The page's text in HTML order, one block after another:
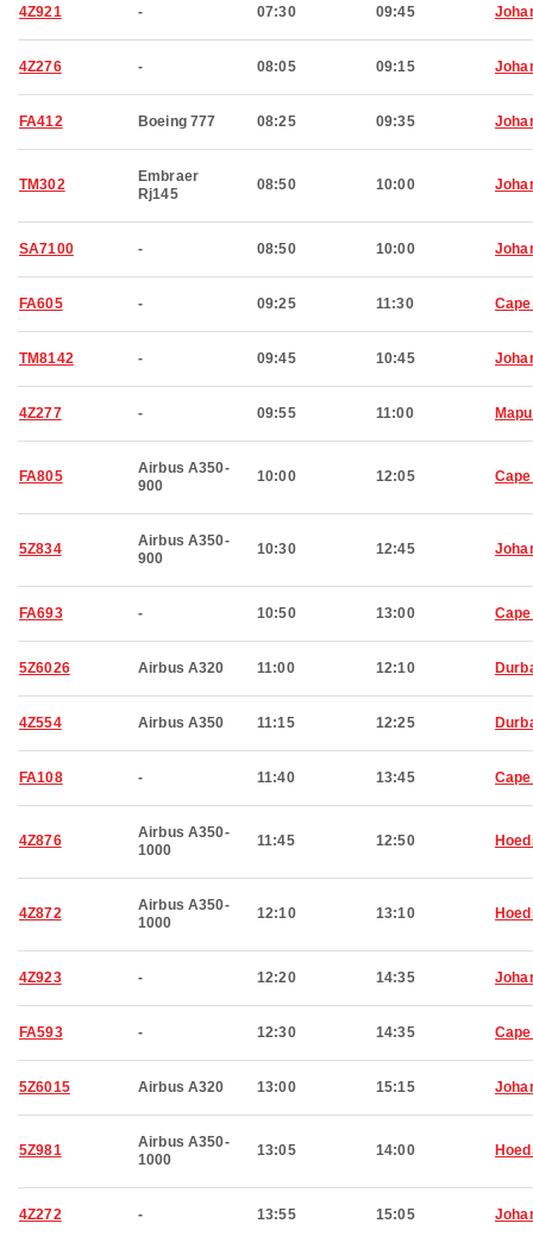
4Z921 - 07:30 09:45
4Z276 - 08:05 09:15
FA412 Boeing 777 08:25 09:35
TM302
Embraer
Rj145
08:50 10:00
SA7100 - 08:50 10:00
FA605 - 09:25 11:30
TM8142 - 09:45 10:45
4Z277 - 09:55 11:00
FA805
Airbus A350-
900
10:00 12:05
5Z834
Airbus A350-
900
10:30 12:45
FA693 - 10:50 13:00
5Z6026 Airbus A320 11:00 12:10
4Z554 Airbus A350 11:15 12:25
FA108 - 11:40 13:45
4Z876
Airbus A350-
1000
11:45 12:50
4Z872
Airbus A350-
1000
12:10 13:10
4Z923 - 12:20 14:35
FA593 - 12:30 14:35
5Z6015 Airbus A320 13:00 15:15
5Z981
Airbus A350-
1000
13:05 14:00
4Z272 - 13:55 15:05